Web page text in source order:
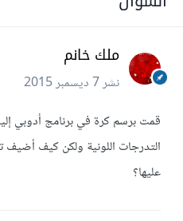
ملك خانم
نشر7 ديسمبر 2015
قمت برسم كرة في برنامج أدوبي
التدرجات اللونية ولكن كيف أضيف
عليها؟